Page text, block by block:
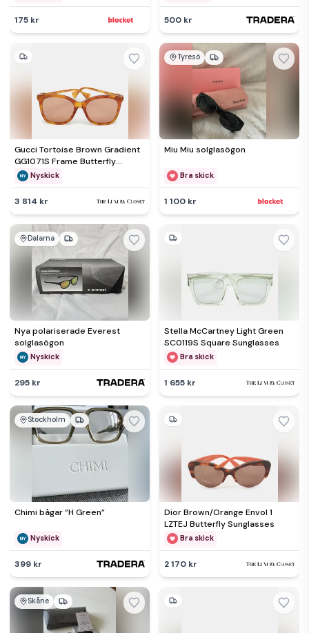
175 kr 500 kr
Gucci Tortoise Brown Gradient
GG1071S Frame Butterfly
Sunglasses
Nyskick
3 814 kr
Tyresö
Miu Miu solglasögon
Bra skick
1 100 kr
Dalarna
Nya polariserade Everest
solglasögon
Nyskick
295 kr
Stella McCartney Light Green
SC0119S Square Sunglasses
Bra skick
1 655 kr
Stockholm
Chimi bågar ”H Green”
Nyskick
399 kr
Dior Brown/Orange Envol 1
LZTEJ Butterfly Sunglasses
Bra skick
2 170 kr
Skåne